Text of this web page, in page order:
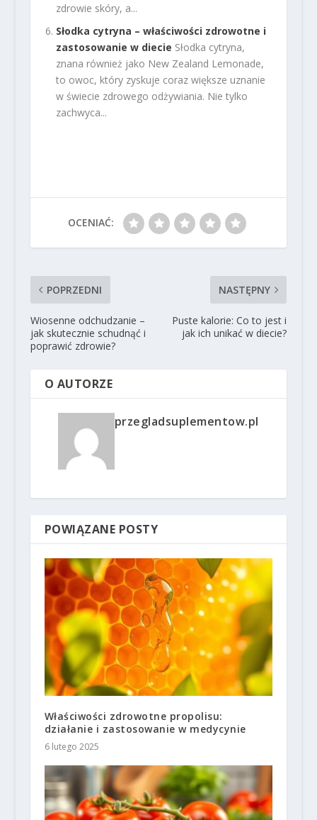
zdrowie skóry, a...
Słodka cytryna – właściwości zdrowotne i
zastosowanie w diecie Słodka cytryna,
znana również jako New Zealand Lemonade,
to owoc, który zyskuje coraz większe uznanie
w świecie zdrowego odżywiania. Nie tylko
zachwyca...
OCENIAĆ:
POPRZEDNI
Wiosenne odchudzanie –
jak skutecznie schudnąć i
poprawić zdrowie?
NASTĘPNY
Puste kalorie: Co to jest i
jak ich unikać w diecie?
O AUTORZE
przegladsuplementow.pl
POWIĄZANE POSTY
Właściwości zdrowotne propolisu:
działanie i zastosowanie w medycynie
6 lutego 2025